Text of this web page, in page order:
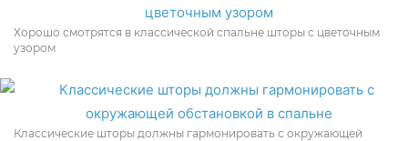
Хорошо смотрятся в классической спальне шторы с цветочным
узором
Классические шторы должны гармонировать с окружающей